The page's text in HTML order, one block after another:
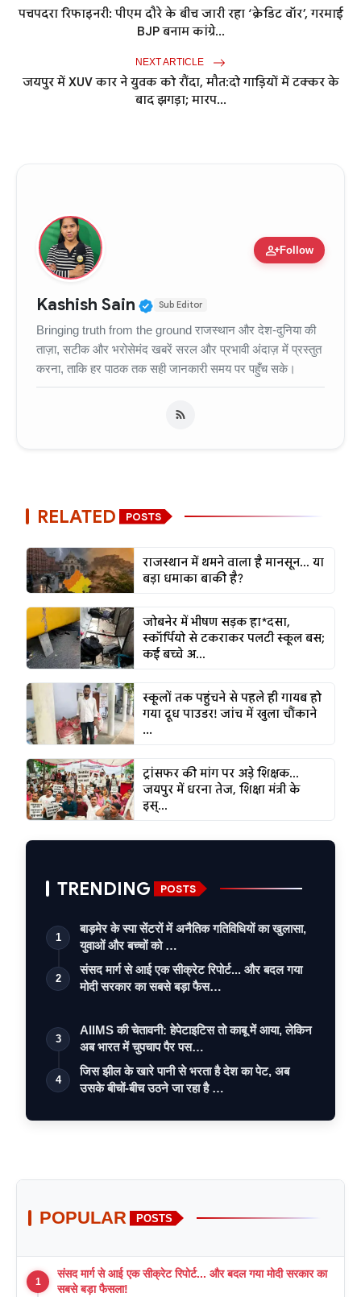
पचपदरा रिफाइनरी: पीएम दौरे के बीच जारी रहा ‘क्रेडिट वॉर’, गरमाई
BJP बनाम कांग्रे...
NEXT ARTICLE
जयपुर में XUV कार ने युवक को रौंदा, मौत:दो गाड़ियों में टक्कर के
बाद झगड़ा; मारप...
person_addFollow
Kashish Sain Verified Public Figure •
Sub Editor
Bringing truth from the ground राजस्थान और देश-दुनिया की
ताज़ा, सटीक और भरोसेमंद खबरें सरल और प्रभावी अंदाज़ में प्रस्तुत
करना, ताकि हर पाठक तक सही जानकारी समय पर पहुँच सके।
RELATED POSTS
राजस्थान में थमने वाला है मानसून... या
बड़ा धमाका बाकी है?
जोबनेर में भीषण सड़क हा*दसा,
स्कॉर्पियो से टकराकर पलटी स्कूल बस;
कई बच्चे अ...
स्कूलों तक पहुंचने से पहले ही गायब हो
गया दूध पाउडर! जांच में खुला चौंकाने
...
ट्रांसफर की मांग पर अड़े शिक्षक...
जयपुर में धरना तेज, शिक्षा मंत्री के
इस्...
TRENDING POSTS
1
बाड़मेर के स्पा सेंटरों में अनैतिक गतिविधियों का खुलासा,
युवाओं और बच्चों को …
2
संसद मार्ग से आई एक सीक्रेट रिपोर्ट... और बदल गया
मोदी सरकार का सबसे बड़ा फैस…
3
AIIMS की चेतावनी: हेपेटाइटिस तो काबू में आया, लेकिन
अब भारत में चुपचाप पैर पस…
4
जिस झील के खारे पानी से भरता है देश का पेट, अब
उसके बीचों-बीच उठने जा रहा है …
POPULAR POSTS
1
संसद मार्ग से आई एक सीक्रेट रिपोर्ट... और बदल गया मोदी सरकार का
सबसे बड़ा फैसला!